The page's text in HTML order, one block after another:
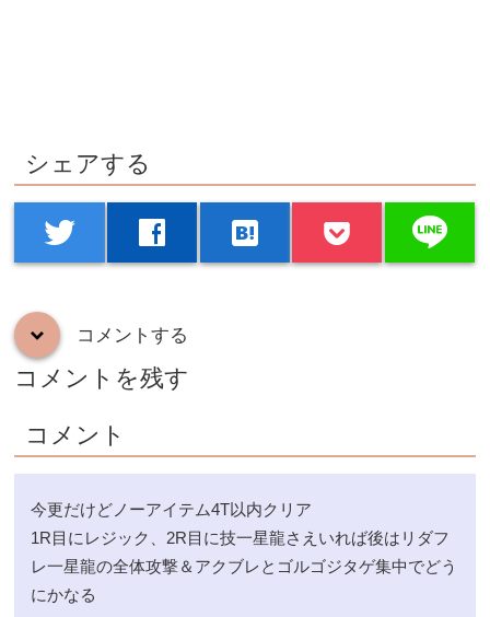
シェアする
twitter facebook hatenabookmark line
down コメントする
コメントを残す
コメント
今更だけどノーアイテム4T以内クリア
1R目にレジック、2R目に技一星龍さえいれば後はリダフ
レ一星龍の全体攻撃＆アクブレとゴルゴジタゲ集中でどう
にかなる